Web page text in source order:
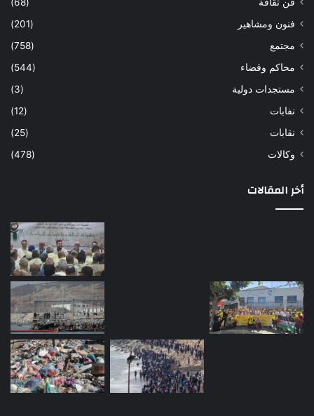
فنون ومشاهير
(201)
مجتمع
(758)
محاكم وقضاء
(544)
مستجدات دولية
(3)
نفابات
(12)
نقابات
(25)
وكالات
(478)
أخر المقالات